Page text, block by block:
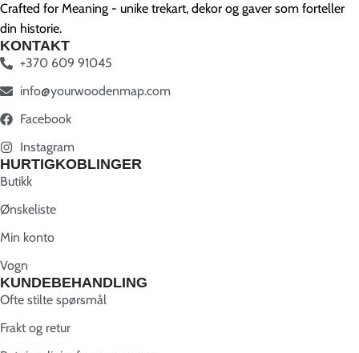
Crafted for Meaning - unike trekart, dekor og gaver som forteller
din historie.
KONTAKT
+370 609 91045
info@yourwoodenmap.com
Facebook
Instagram
HURTIGKOBLINGER
Butikk
Ønskeliste
Min konto
Vogn
KUNDEBEHANDLING
Ofte stilte spørsmål
Frakt og retur